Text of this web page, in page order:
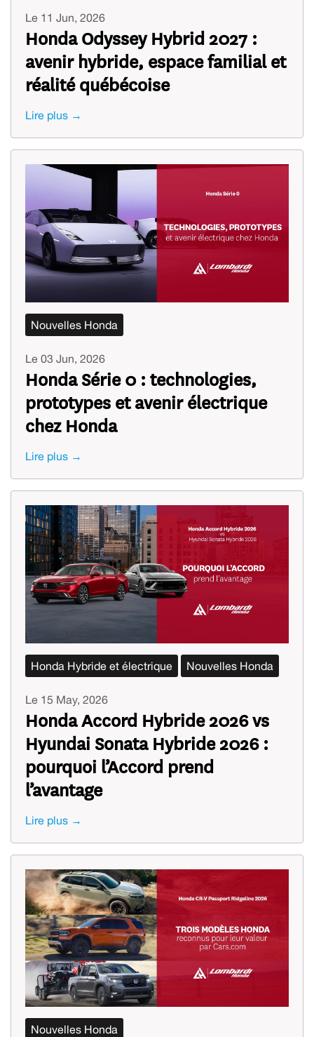
Le 11 Jun, 2026
Honda Odyssey Hybrid 2027 :
avenir hybride, espace familial et
réalité québécoise
Lire plus →
Nouvelles Honda
Le 03 Jun, 2026
Honda Série 0 : technologies,
prototypes et avenir électrique
chez Honda
Lire plus →
Honda Hybride et électrique Nouvelles Honda
Le 15 May, 2026
Honda Accord Hybride 2026 vs
Hyundai Sonata Hybride 2026 :
pourquoi l’Accord prend
l’avantage
Lire plus →
Nouvelles Honda